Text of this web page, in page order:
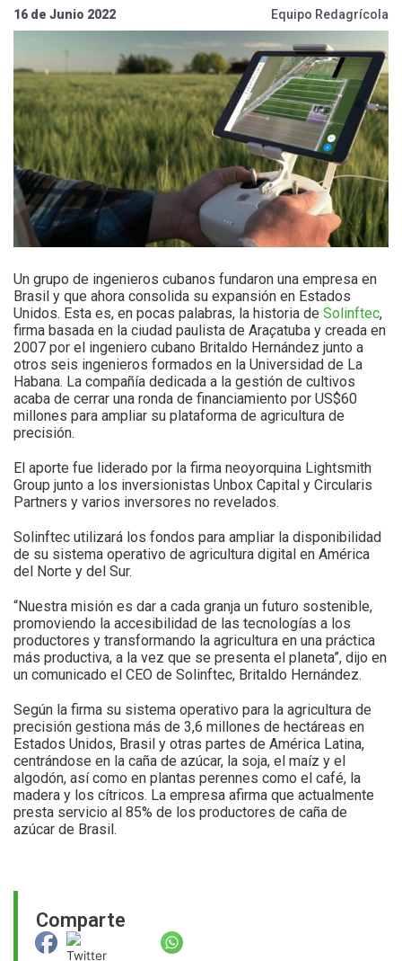
Comparte
16 de Junio 2022 Equipo Redagrícola
Un grupo de ingenieros cubanos fundaron una empresa en
Brasil y que ahora consolida su expansión en Estados
Unidos. Esta es, en pocas palabras, la historia de Solinftec,
firma basada en la ciudad paulista de Araçatuba y creada en
2007 por el ingeniero cubano Britaldo Hernández junto a
otros seis ingenieros formados en la Universidad de La
Habana. La compañía dedicada a la gestión de cultivos
acaba de cerrar una ronda de financiamiento por US$60
millones para ampliar su plataforma de agricultura de
precisión.
El aporte fue liderado por la firma neoyorquina Lightsmith
Group junto a los inversionistas Unbox Capital y Circularis
Partners y varios inversores no revelados.
Solinftec utilizará los fondos para ampliar la disponibilidad
de su sistema operativo de agricultura digital en América
del Norte y del Sur.
“Nuestra misión es dar a cada granja un futuro sostenible,
promoviendo la accesibilidad de las tecnologías a los
productores y transformando la agricultura en una práctica
más productiva, a la vez que se presenta el planeta”, dijo en
un comunicado el CEO de Solinftec, Britaldo Hernández.
Según la firma su sistema operativo para la agricultura de
precisión gestiona más de 3,6 millones de hectáreas en
Estados Unidos, Brasil y otras partes de América Latina,
centrándose en la caña de azúcar, la soja, el maíz y el
algodón, así como en plantas perennes como el café, la
madera y los cítricos. La empresa afirma que actualmente
presta servicio al 85% de los productores de caña de
azúcar de Brasil.